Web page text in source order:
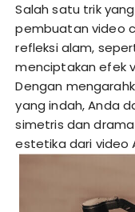
Salah satu trik
pembuatan video
refleksi alam,
menciptakan efek
Dengan
yang indah, Anda
simetris dan
estetika dari video